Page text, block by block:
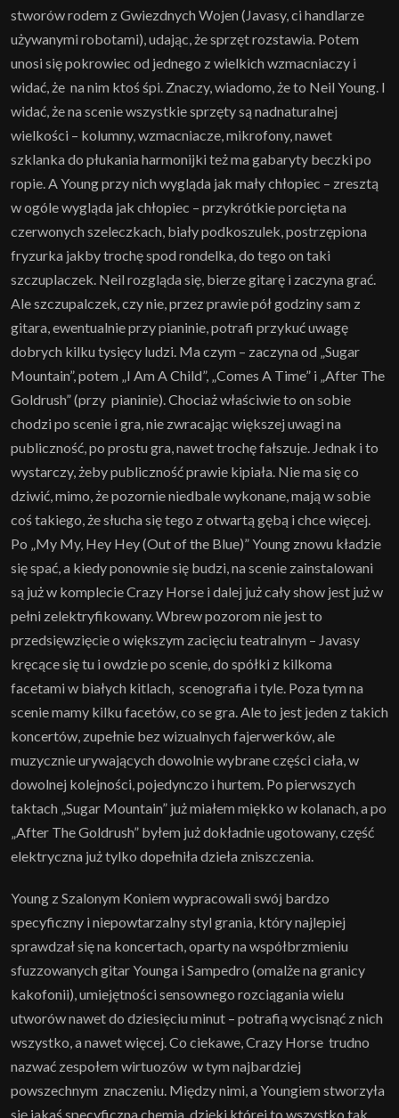
stworów rodem z Gwiezdnych Wojen (Javasy, ci handlarze
używanymi robotami), udając, że sprzęt rozstawia. Potem
unosi się pokrowiec od jednego z wielkich wzmacniaczy i
widać, że na nim ktoś śpi. Znaczy, wiadomo, że to Neil Young. I
widać, że na scenie wszystkie sprzęty są nadnaturalnej
wielkości – kolumny, wzmacniacze, mikrofony, nawet
szklanka do płukania harmonijki też ma gabaryty beczki po
ropie. A Young przy nich wygląda jak mały chłopiec – zresztą
w ogóle wygląda jak chłopiec – przykrótkie porcięta na
czerwonych szeleczkach, biały podkoszulek, postrzępiona
fryzurka jakby trochę spod rondelka, do tego on taki
szczuplaczek. Neil rozgląda się, bierze gitarę i zaczyna grać.
Ale szczupalczek, czy nie, przez prawie pół godziny sam z
gitara, ewentualnie przy pianinie, potrafi przykuć uwagę
dobrych kilku tysięcy ludzi. Ma czym – zaczyna od „Sugar
Mountain”, potem „I Am A Child”, „Comes A Time” i „After The
Goldrush” (przy pianinie). Chociaż właściwie to on sobie
chodzi po scenie i gra, nie zwracając większej uwagi na
publiczność, po prostu gra, nawet trochę fałszuje. Jednak i to
wystarczy, żeby publiczność prawie kipiała. Nie ma się co
dziwić, mimo, że pozornie niedbale wykonane, mają w sobie
coś takiego, że słucha się tego z otwartą gębą i chce więcej.
Po „My My, Hey Hey (Out of the Blue)” Young znowu kładzie
się spać, a kiedy ponownie się budzi, na scenie zainstalowani
są już w komplecie Crazy Horse i dalej już cały show jest już w
pełni zelektryfikowany. Wbrew pozorom nie jest to
przedsięwzięcie o większym zacięciu teatralnym – Javasy
kręcące się tu i owdzie po scenie, do spółki z kilkoma
facetami w białych kitlach, scenografia i tyle. Poza tym na
scenie mamy kilku facetów, co se gra. Ale to jest jeden z takich
koncertów, zupełnie bez wizualnych fajerwerków, ale
muzycznie urywających dowolnie wybrane części ciała, w
dowolnej kolejności, pojedynczo i hurtem. Po pierwszych
taktach „Sugar Mountain” już miałem miękko w kolanach, a po
„After The Goldrush” byłem już dokładnie ugotowany, część
elektryczna już tylko dopełniła dzieła zniszczenia.
Young z Szalonym Koniem wypracowali swój bardzo
specyficzny i niepowtarzalny styl grania, który najlepiej
sprawdzał się na koncertach, oparty na współbrzmieniu
sfuzzowanych gitar Younga i Sampedro (omalże na granicy
kakofonii), umiejętności sensownego rozciągania wielu
utworów nawet do dziesięciu minut – potrafią wycisnąć z nich
wszystko, a nawet więcej. Co ciekawe, Crazy Horse trudno
nazwać zespołem wirtuozów w tym najbardziej
powszechnym znaczeniu. Między nimi, a Youngiem stworzyła
się jakaś specyficzna chemia, dzięki której to wszystko tak